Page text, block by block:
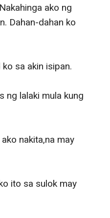
ako ng
Dahan-dahan ko
ko sa akin isipan.
ng lalaki mula kung
nakita,na may
ito sa sulok may